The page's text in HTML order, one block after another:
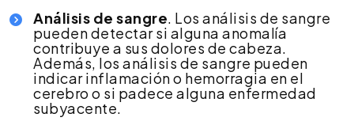
Análisis de sangre. Los análisis de sangre
pueden detectar si alguna anomalía
contribuye a sus dolores de cabeza.
Además, los análisis de sangre pueden
indicar inflamación o hemorragia en el
cerebro o si padece alguna enfermedad
subyacente.